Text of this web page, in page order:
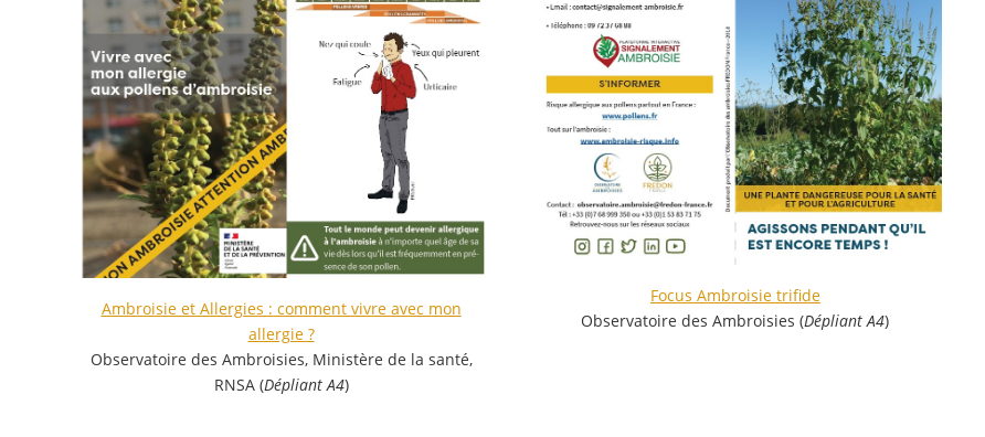
Ambroisie et Allergies : comment vivre avec mon
allergie ?
Observatoire des Ambroisies, Ministère de la santé,
RNSA (Dépliant A4)
Focus Ambroisie trifide
Observatoire des Ambroisies (Dépliant A4)